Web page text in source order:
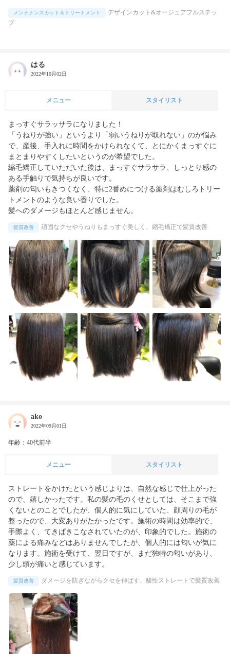
メンテナンスカット＆トリートメント
デザインカット&オージュアフルステッ
プ
はる
2022年10月02日
メニュー スタイリスト
まっすぐサラッサラになりました！
「うねりが強い」というより「弱いうねりが取れない」のが悩み
で、産後、手入れに時間をかけられなくて、とにかくまっすぐに
まとまりやすくしたいというのが希望でした。
縮毛矯正していただいた後は、まっすぐサラサラ、しっとり感の
ある手触りで気持ちが良いです。
薬剤の匂いもきつくなく、特に2番めにつける薬剤はむしろトリー
トメントのような良い香りでした。
髪へのダメージもほとんど感じません。
髪質改善 頑固なクセやうねりもまっすぐ美しく、縮毛矯正で髪質改善
ako
2022年09月01日
年齢：40代前半
メニュー スタイリスト
ストレートをかけたという感じよりは、自然な感じで仕上がった
ので、嬉しかったです。私の髪の毛のくせとしては、そこまで強
くないとのことでしたが、個人的に気にしていた、顔周りの毛が
整ったので、大変ありがたかったです。施術の時間は効率的で、
手際よく、てきぱきこなされていたのが、印象的でした。施術の
薬による痛みなどはありませんでしたが、個人的には匂いが気に
なります。施術を受けて、翌日ですが、まだ独特の匂いがあり、
少し頭が痛いと感じています。
髪質改善 ダメージを防ぎながらクセを伸ばす、酸性ストレートで髪質改善